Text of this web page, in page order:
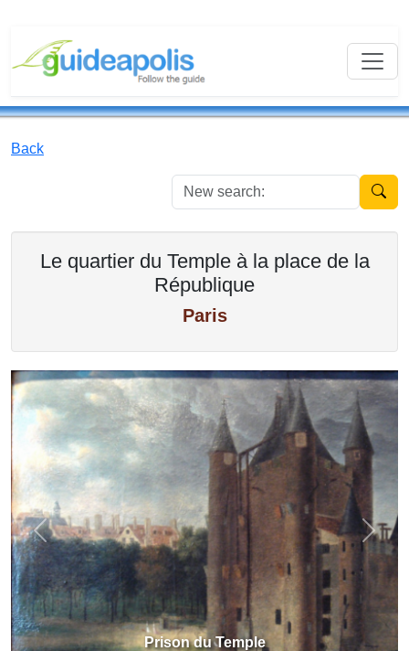
Back
New
Le quartier du Temple à la place de la
République
Paris
Prison du Temple
Previous Next